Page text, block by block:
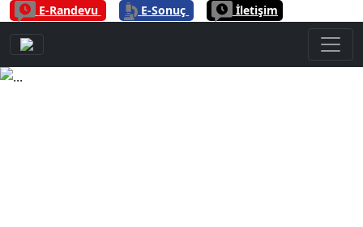
E-Randevu E-Sonuç İletişim